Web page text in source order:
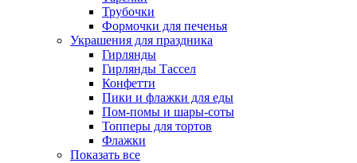
Трубочки
Формочки для печенья
Украшения для праздника
Гирлянды
Гирлянды Тассел
Конфетти
Пики и флажки для еды
Пом-помы и шары-соты
Топперы для тортов
Флажки
Показать все